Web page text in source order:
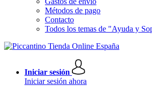
Métodos de pago
Contacto
Todos los temas de "Ayuda y
Iniciar sesión
Iniciar sesión ahora